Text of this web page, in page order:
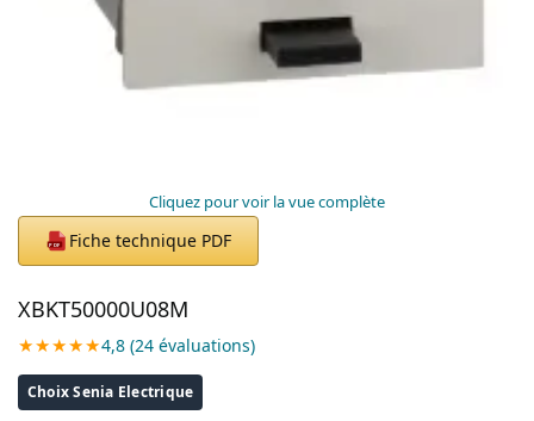
Cliquez pour voir la vue complète
PDF Fiche technique PDF
XBKT50000U08M
★★★★★4,8 (24 évaluations)
Choix Senia Electrique